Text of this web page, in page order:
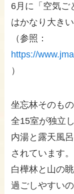
6月に「空気ご
はかなり大きい
（参照：
https://
）
坐忘林そのも
全15室が独立
内湯と露天風
されています。
白樺林と山の
過ごしやすい